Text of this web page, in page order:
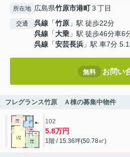
所在地 広島県竹原市港町３丁目
交通 呉線 「竹原 」駅 徒歩22分
呉線 「大乗 」駅 徒歩46分車6
呉線 「安芸長浜 」駅 車7分
無料 お問い
フレグランス竹原 Ａ棟の募集中物件
102
5.8万円
1階 / 15.36坪(50.78㎡)